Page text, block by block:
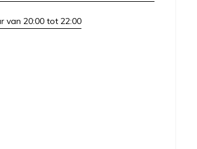
van 20:00 tot 22:00